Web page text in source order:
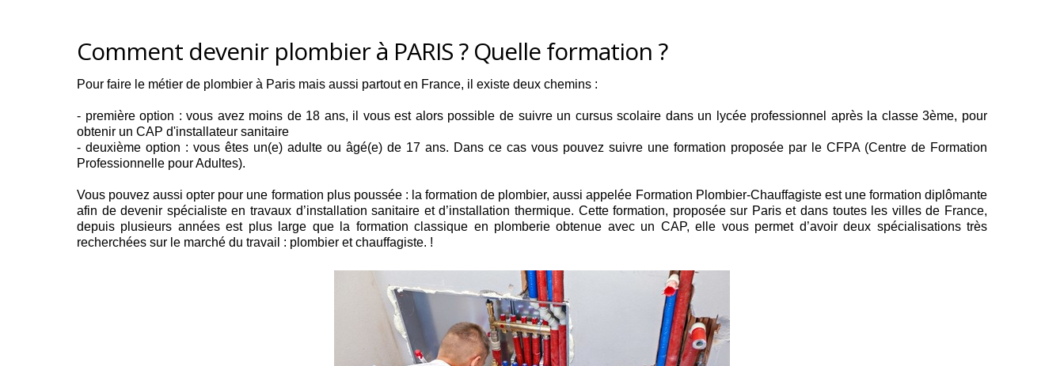
Comment devenir plombier à PARIS ? Quelle formation ?
Pour faire le métier de plombier à Paris mais aussi partout en France, il existe deux chemins :
- première option : vous avez moins de 18 ans, il vous est alors possible de suivre un cursus scolaire dans un lycée professionnel après la classe 3ème, pour
obtenir un CAP d'installateur sanitaire
- deuxième option : vous êtes un(e) adulte ou âgé(e) de 17 ans. Dans ce cas vous pouvez suivre une formation proposée par le CFPA (Centre de Formation
Professionnelle pour Adultes).
Vous pouvez aussi opter pour une formation plus poussée : la formation de plombier, aussi appelée Formation Plombier-Chauffagiste est une formation diplômante
afin de devenir spécialiste en travaux d’installation sanitaire et d’installation thermique. Cette formation, proposée sur Paris et dans toutes les villes de France,
depuis plusieurs années est plus large que la formation classique en plomberie obtenue avec un CAP, elle vous permet d’avoir deux spécialisations très
recherchées sur le marché du travail : plombier et chauffagiste. !